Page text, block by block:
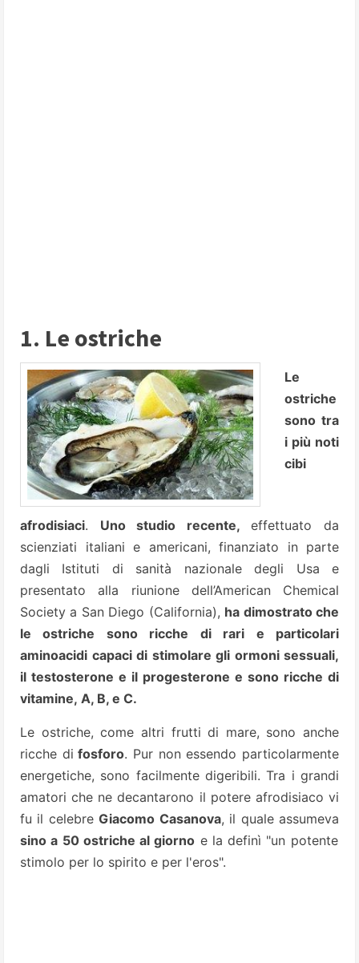
1. Le ostriche
Le
ostriche
sono tra
i più noti
cibi
afrodisiaci. Uno studio recente,effettuato da
scienziati italiani e americani, finanziato in parte
dagli Istituti di sanità nazionale degli Usa e
presentato alla riunione dell’American Chemical
Society a San Diego (California), ha dimostrato che
le ostriche sono ricche di rari e particolari
aminoacidi capaci di stimolare gli ormoni sessuali,
il testosterone e il progesterone e sono ricche di
vitamine, A, B, e C.
Le ostriche, come altri frutti di mare, sono anche
ricche di fosforo. Pur non essendo particolarmente
energetiche, sono facilmente digeribili. Tra i grandi
amatori che ne decantarono il potere afrodisiaco vi
fu il celebreGiacomo Casanova, il quale assumeva
sino a 50 ostriche al giorno e la definì "un potente
stimolo per lo spirito e per l'eros".